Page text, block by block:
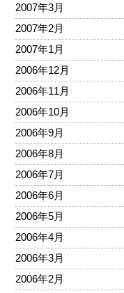
2007年3月
2007年2月
2007年1月
2006年12月
2006年11月
2006年10月
2006年9月
2006年8月
2006年7月
2006年6月
2006年5月
2006年4月
2006年3月
2006年2月